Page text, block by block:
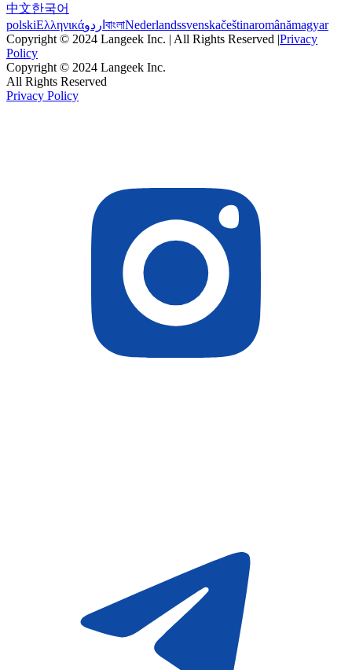
中文한국어
polskiΕλληνικάاردو বাংলাNederlandssvenskačeštinaromânămagyar
Copyright © 2024 Langeek Inc. | All Rights Reserved |Privacy
Policy
Copyright © 2024 Langeek Inc.
All Rights Reserved
Privacy Policy